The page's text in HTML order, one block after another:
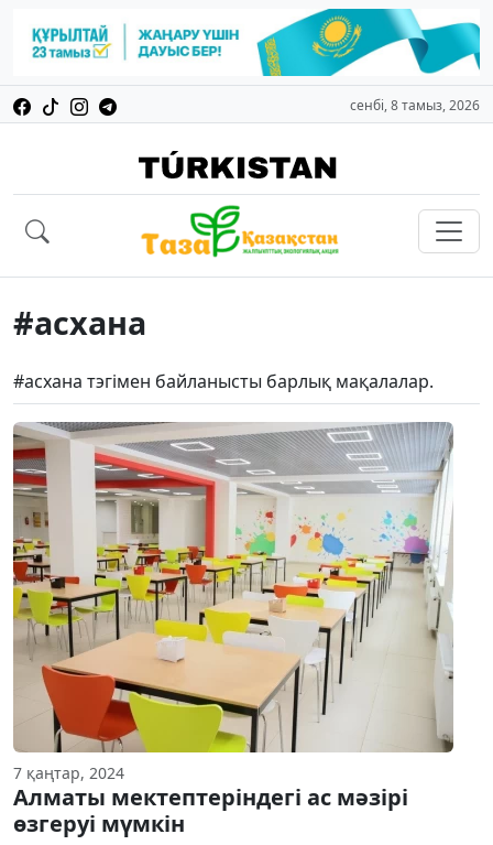
сенбі, 8 тамыз, 2026
#асхана
#асхана тэгімен байланысты барлық мақалалар.
7 қаңтар, 2024
Алматы мектептеріндегі ас мәзірі
өзгеруі мүмкін